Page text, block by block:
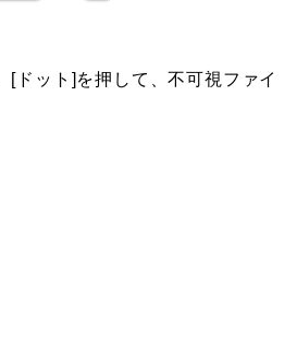
[ドット]を押して、不可視ファイ